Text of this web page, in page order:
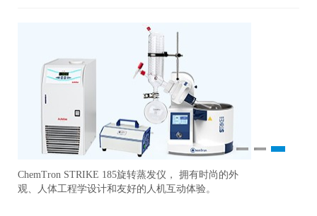
ChemTron STRIKE 185旋转蒸发仪， 拥有时尚的外
观、人体工程学设计和友好的人机互动体验。
1 2